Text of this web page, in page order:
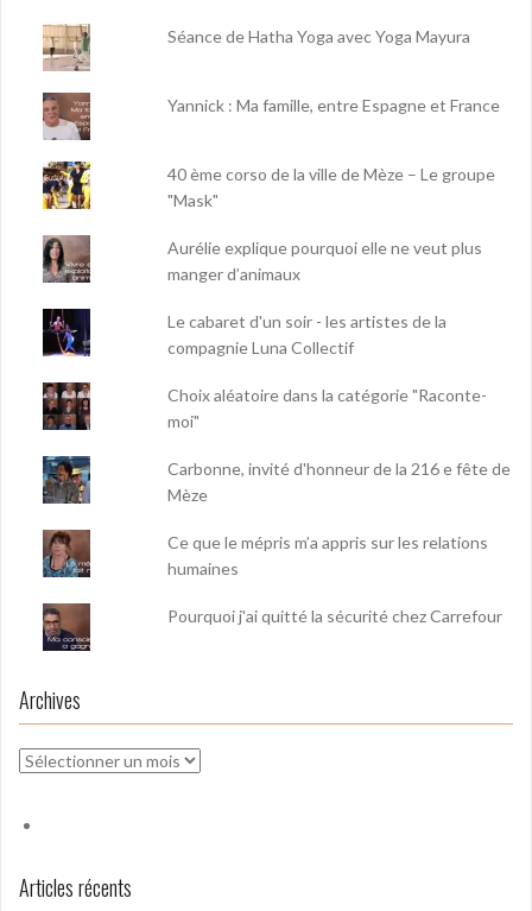
Séance de Hatha Yoga avec Yoga Mayura
Yannick : Ma famille, entre Espagne et France
40 ème corso de la ville de Mèze – Le groupe
"Mask"
Aurélie explique pourquoi elle ne veut plus
manger d’animaux
Le cabaret d'un soir - les artistes de la
compagnie Luna Collectif
Choix aléatoire dans la catégorie "Raconte-
moi"
Carbonne, invité d'honneur de la 216 e fête de
Mèze
Ce que le mépris m’a appris sur les relations
humaines
Pourquoi j'ai quitté la sécurité chez Carrefour
Archives
Archives
Articles récents